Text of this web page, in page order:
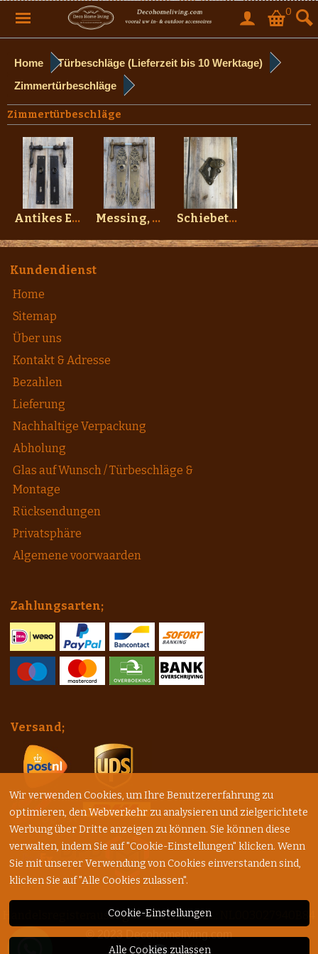
0
Home
Türbeschläge (Lieferzeit bis 10 Werktage)
Zimmertürbeschläge
Zimmertürbeschläge
Antikes Eisen & Metall. Messing, Nickel & Aluminium Schiebetür- und Möbelbeschläge
Kundendienst
Home
Sitemap
Über uns
Kontakt & Adresse
Bezahlen
Lieferung
Nachhaltige Verpackung
Abholung
Glas auf Wunsch / Türbeschläge &
Montage
Rücksendungen
Privatsphäre
Algemene voorwaarden
Zahlungsarten;
Versand;
Handelsregisterauszug: 75960257 - USt.: NL003027940B84
© 2023Decohomeliving.com
Wir verwenden Cookies, um Ihre Benutzererfahrung zu
optimieren, den Webverkehr zu analysieren und zielgerichtete
Werbung über Dritte anzeigen zu können. Sie können diese
verwalten, indem Sie auf "Cookie-Einstellungen" klicken. Wenn
Sie mit unserer Verwendung von Cookies einverstanden sind,
klicken Sie auf "Alle Cookies zulassen".
Cookie-Einstellungen
Alle Cookies zulassen